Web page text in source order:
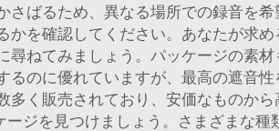
さばるため、異なる場所での録音を
かを確認してください。あなたが求
尋ねてみましょう。パッケージの素
るのに優れていますが、最高の遮音
多く販売されており、安価なものか
ージを見つけましょう。さまざまな種